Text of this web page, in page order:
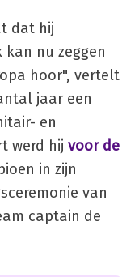
dat hij
nu zeggen
hoor", vertelt
jaar een
en
werd hij voor de
in zijn
van
captain de